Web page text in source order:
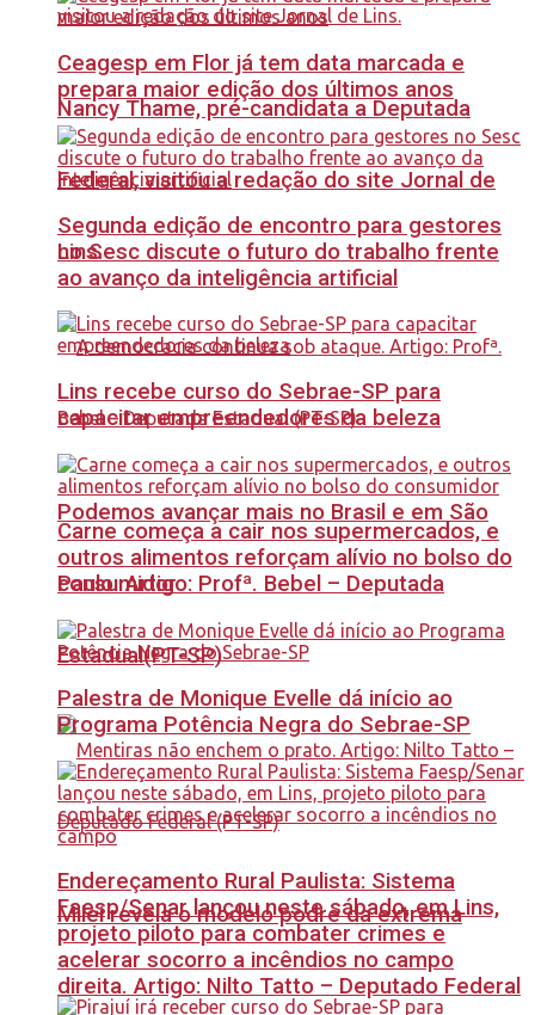
Nancy Thame, pré-candidata a Deputada
Federal, visitou a redação do site Jornal de
Lins.
Podemos avançar mais no Brasil e em São
Paulo. Artigo: Profª. Bebel – Deputada
Estadual(PT-SP)
Milei revela o modelo podre da extrema
direita. Artigo: Nilto Tatto – Deputado Federal
Ceagesp em Flor já tem data marcada e
prepara maior edição dos últimos anos
Segunda edição de encontro para gestores
no Sesc discute o futuro do trabalho frente
ao avanço da inteligência artificial
Lins recebe curso do Sebrae-SP para
capacitar empreendedores da beleza
Carne começa a cair nos supermercados, e
outros alimentos reforçam alívio no bolso do
consumidor
Palestra de Monique Evelle dá início ao
Programa Potência Negra do Sebrae-SP
Endereçamento Rural Paulista: Sistema
Faesp/Senar lançou neste sábado, em Lins,
projeto piloto para combater crimes e
acelerar socorro a incêndios no campo